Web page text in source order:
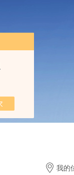
我的